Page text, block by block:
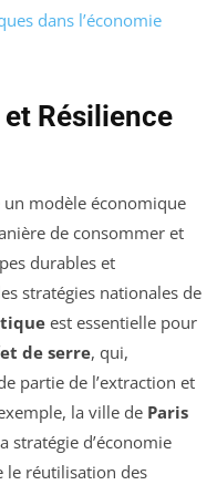
dans l’économie
Résilience
un modèle économique
de consommer et
durables et
stratégies nationales de
est essentielle pour
de serre, qui,
partie de l’extraction et
la ville de Paris
stratégie d’économie
le réutilisation des